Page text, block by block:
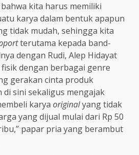
kita harus memiliki
karya dalam bentuk apapun
tidak mudah, sehingga kita
terutama kepada band-
dengan Rudi, Alep Hidayat
dengan berbagai genre
gerakan cinta produk
di sini sekaligus mengajak
karya originalyang tidak
yang dijual mulai dari Rp 50
papar pria yang berambut